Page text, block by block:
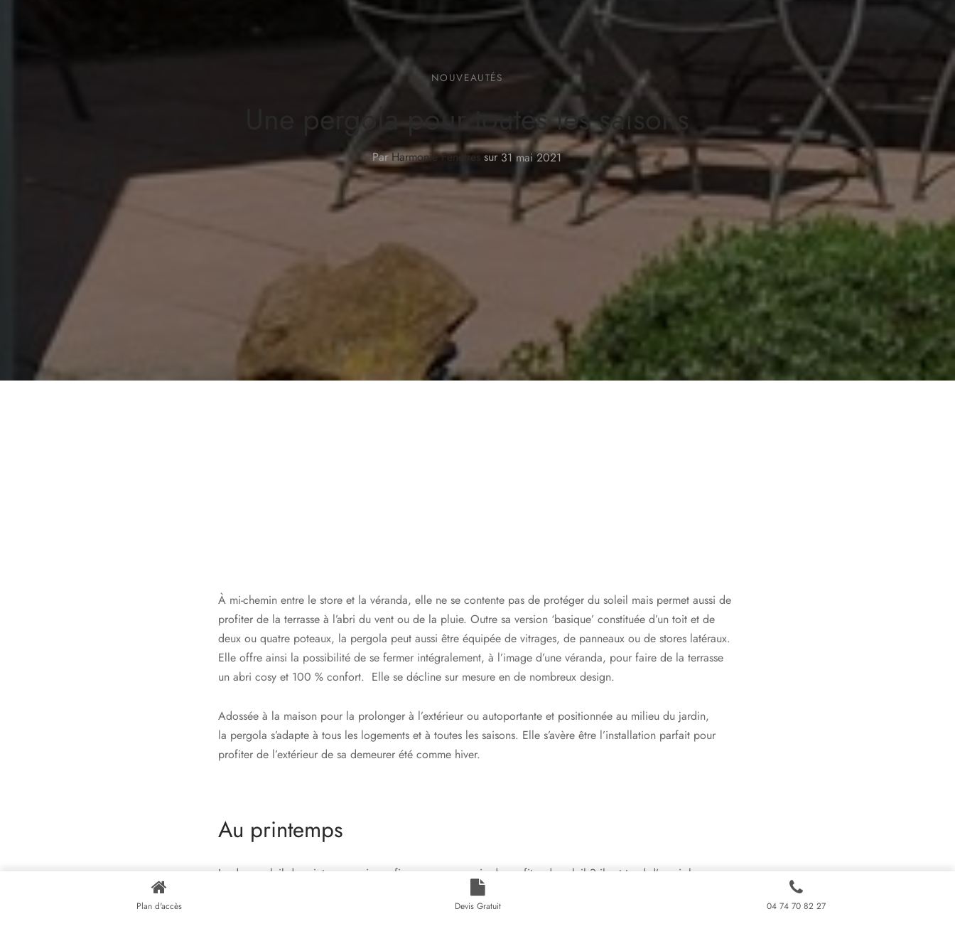
NOUVEAUTÉS
Une pergola pour toutes les saisons
ParHarmonie Fenêtressur 31 mai 2021
À mi-chemin entre le store et la véranda, elle ne se contente pas de protéger du soleil mais permet aussi de
profiter de la terrasse à l’abri du vent ou de la pluie. Outre sa version ‘basique’ constituée d’un toit et de
deux ou quatre poteaux, la pergola peut aussi être équipée de vitrages, de panneaux ou de stores latéraux.
Elle offre ainsi la possibilité de se fermer intégralement, à l’image d’une véranda, pour faire de la terrasse
un abri cosy et 100 % confort. Elle se décline sur mesure en de nombreux design.
Adossée à la maison pour la prolonger à l’extérieur ou autoportante et positionnée au milieu du jardin,
la pergola s’adapte à tous les logements et à toutes les saisons. Elle s’avère être l’installation parfait pour
profiter de l’extérieur de sa demeurer été comme hiver.
Au printemps
Le doux soleil de printemps arrive enfin, vous avez envie de profiter du soleil ? il est tend d’ouvrir la
pergola et de remonter les panneaux à l’occasion d’un déjeuner en terrasse par exemple.
Plan d'accès Devis Gratuit 04 74 70 82 27